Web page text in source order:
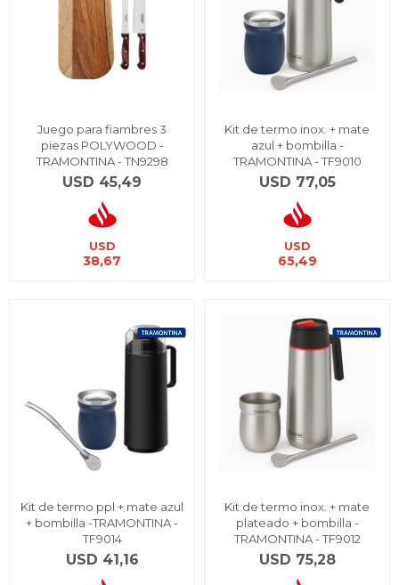
Juego para fiambres 3
piezas POLYWOOD -
TRAMONTINA - TN9298
USD 45,49
USD
38,67
Kit de termo inox. + mate
azul + bombilla -
TRAMONTINA - TF9010
USD 77,05
USD
65,49
Kit de termo ppl + mate azul
+ bombilla -TRAMONTINA -
TF9014
USD 41,16
Kit de termo inox. + mate
plateado + bombilla -
TRAMONTINA - TF9012
USD 75,28